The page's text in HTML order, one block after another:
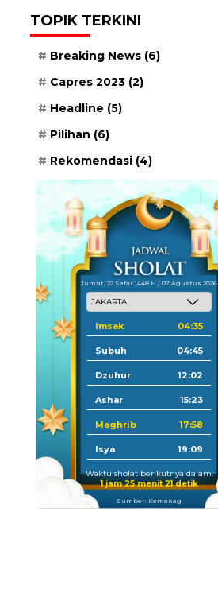
TOPIK TERKINI
Breaking News (6)
Capres 2023 (2)
Headline (5)
Pilihan (6)
Rekomendasi (4)
Jum'at, 22 Safar 1448 H / 07 Agustus 2026
Imsak 04:35
Subuh 04:45
Dzuhur 12:02
Ashar 15:23
Maghrib 17:58
Isya 19:09
Waktu sholat berikutnya dalam:
1 jam 25 menit 20 detik
Sumber: Kemenag